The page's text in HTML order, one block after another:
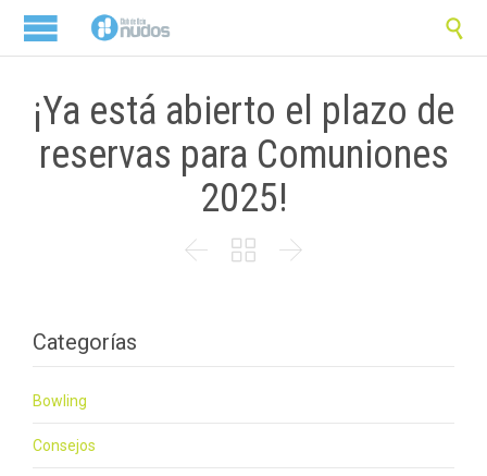

¡Ya está abierto el plazo de
reservas para Comuniones
2025!
  
Categorías
Bowling
Consejos